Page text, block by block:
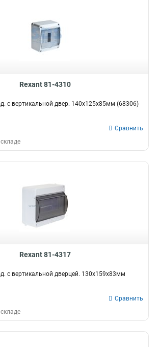
Rexant 81-4310
с вертикальной двер. 140х125х85мм (68306)
Сравнить
Rexant 81-4317
с вертикальной дверцей. 130х159х83мм
Сравнить